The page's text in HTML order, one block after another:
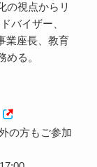
の視点からリ
バイザー、
業座長、教育
る。
の方もご参加